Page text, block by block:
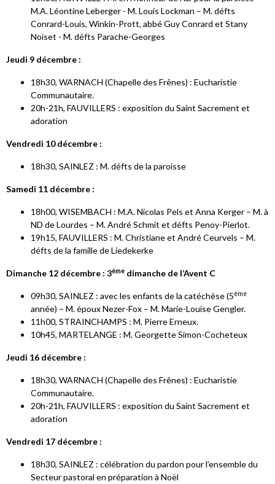
M.A. Léontine Leberger - M. Louis Lockman – M. défts
Conrard-Louis, Winkin-Prott, abbé Guy Conrard et Stany
Noiset - M. défts Parache-Georges
Jeudi 9 décembre :
18h30, WARNACH (Chapelle des Frênes) : Eucharistie
Communautaire.
20h-21h, FAUVILLERS : exposition du Saint Sacrement et
adoration
Vendredi 10 décembre :
18h30, SAINLEZ : M. défts de la paroisse
Samedi 11 décembre :
18h00, WISEMBACH : M.A. Nicolas Pels et Anna Kerger – M. à
ND de Lourdes – M. André Schmit et défts Penoy-Pierlot.
19h15, FAUVILLERS : M. Christiane et André Ceurvels – M.
défts de la famille de Liedekerke
Dimanche 12 décembre : 3ème dimanche de l’Avent C
09h30, SAINLEZ : avec les enfants de la catéchèse (5ème
année) – M. époux Nezer-Fox – M. Marie-Louise Gengler.
11h00, STRAINCHAMPS : M. Pierre Erneux.
10h45, MARTELANGE : M. Georgette Simon-Cocheteux
Jeudi 16 décembre :
18h30, WARNACH (Chapelle des Frênes) : Eucharistie
Communautaire.
20h-21h, FAUVILLERS : exposition du Saint Sacrement et
adoration
Vendredi 17 décembre :
18h30, SAINLEZ : célébration du pardon pour l’ensemble du
Secteur pastoral en préparation à Noël